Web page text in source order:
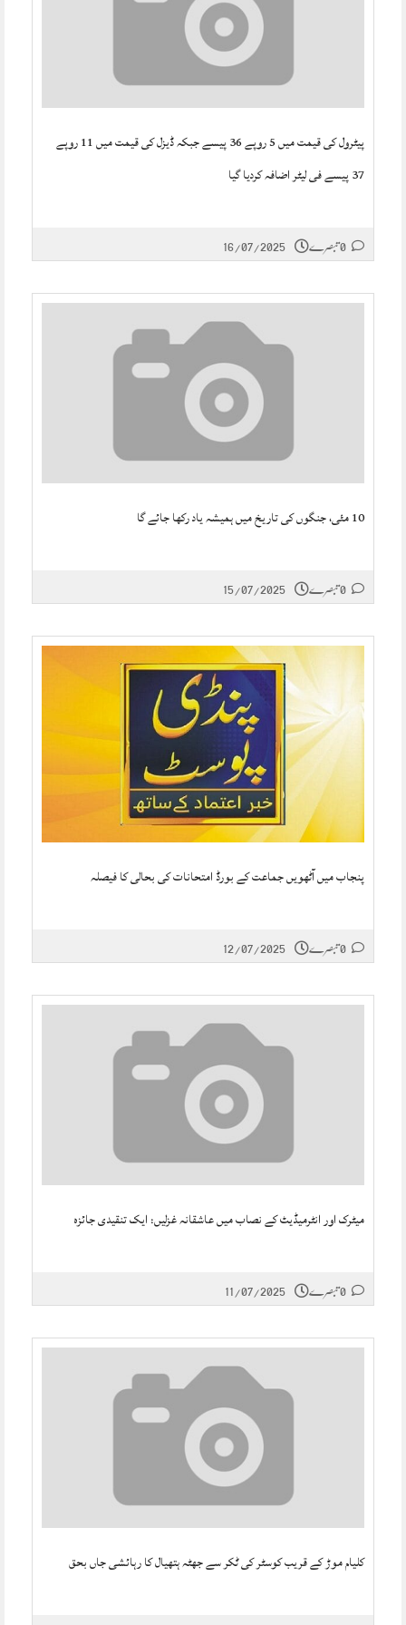
پیٹرول کی قیمت میں 5 روپے 36 پیسے جبکہ ڈیزل کی قیمت میں 11 روپے
37 پیسے فی لیٹر اضافہ کردیا گیا
16/07/2025
10 مئی، جنگوں کی تاریخ میں ہمیشہ یاد رکھا جائے گا
15/07/2025
پنجاب میں آٹھویں جماعت کے بورڈ امتحانات کی بحالی کا فیصلہ
12/07/2025
میٹرک اور انٹرمیڈیٹ کے نصاب میں عاشقانہ غزلیں: ایک تنقیدی جائزہ
11/07/2025
کلیام موڑ کے قریب کوسٹر کی ٹکر سے جھٹہ ہتھیال کا رہائشی جاں بحق